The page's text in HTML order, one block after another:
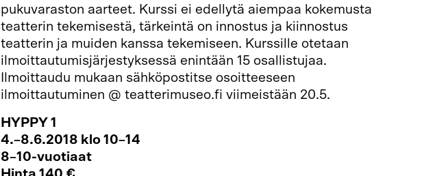
pukuvaraston aarteet. Kurssi ei edellytä aiempaa kokemusta
teatterin tekemisestä, tärkeintä on innostus ja kiinnostus
teatterin ja muiden kanssa tekemiseen. Kurssille otetaan
ilmoittautumisjärjestyksessä enintään 15 osallistujaa.
Ilmoittaudu mukaan sähköpostitse osoitteeseen
ilmoittautuminen @ teatterimuseo.fi viimeistään 20.5.
HYPPY 1
4.–8.6.2018 klo 10–14
8–10-vuotiaat